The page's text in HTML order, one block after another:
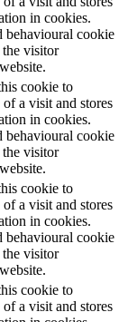
in cookies.
behavioural cookie
the visitor
cookie to
a visit and stores
in cookies.
behavioural cookie
the visitor
cookie to
a visit and stores
in cookies.
behavioural cookie
the visitor
cookie to
a visit and stores